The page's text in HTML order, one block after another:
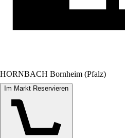
HORNBACH Bornheim (Pfalz)
Im Markt Reservieren